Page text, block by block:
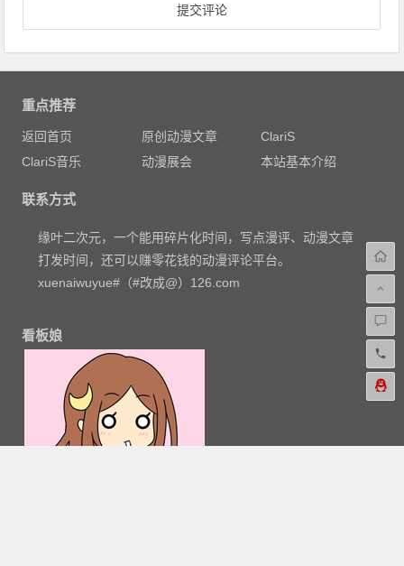
重点推荐
返回首页 原创动漫文章
ClariS
ClariS音乐
动漫展会 本站基本介绍
联系方式
缘叶二次元，一个能用碎片化时间，写点漫评、动漫文章
打发时间，还可以赚零花钱的动漫评论平台。
xuenaiwuyue#（#改成@）126.com
看板娘